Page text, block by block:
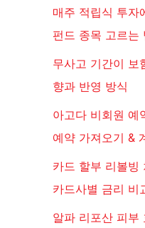
매주 적립식 투자
펀드 종목 고르는
무사고 기간이 보
향과 반영 방식
아고다 비회원 예
예약 가져오기 &
카드 할부 리볼빙
카드사별 금리 비
알파 리포산 피부